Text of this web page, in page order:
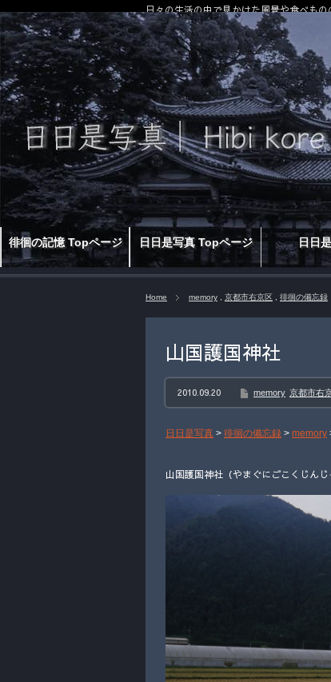
徘徊の記憶 Topページ 日日是写真 Topページ 日日
日々の生活の中で見かけた風景や食べも
Home memory 京都市右京区 徘徊の備忘録
山国護国神社
2010.09.20 memory 京都市右
日日是写真 > 徘徊の備忘録 > memory
山国護国神社（やまぐにごこくじん